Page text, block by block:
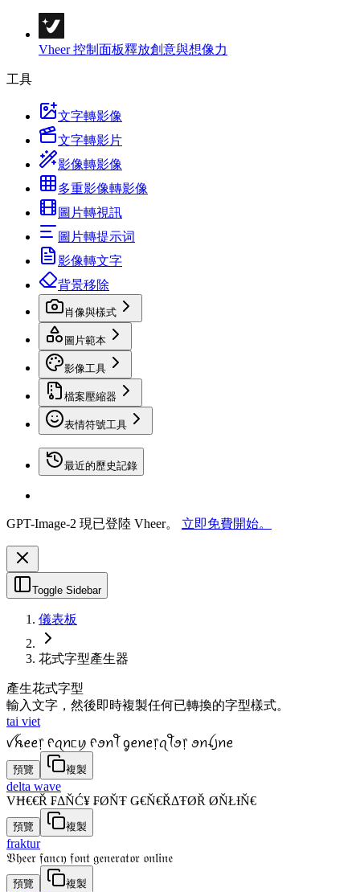
Vheer 控制面板釋放創意與想像力
工具
文字轉影像
文字轉影片
影像轉影像
多重影像轉影像
圖片轉視訊
圖片轉提示词
影像轉文字
背景移除
肖像與樣式
圖片範本
影像工具
檔案壓縮器
表情符號工具
最近的歷史記錄
GPT-Image-2 現已登陸 Vheer。 立即免費開始。
Toggle Sidebar
儀表板
花式字型產生器
產生花式字型
輸入文字，然後即時複製任何已轉換的字型樣式。
tai viet
ꪜꫝꫀꫀ᥅ ᠻꪖꪀᥴꪗ ᠻꪮꪀꪻ ᧁꫀꪀꫀ᥅ꪖꪻꪮ᥅ ꪮꪀꪶ꠸ꪀꫀ
預覽 複製
delta wave
VĦ€€Ř ₣ΔŇĆ¥ ₣ØŇŦ Ǥ€Ň€ŘΔŦØŘ ØŇŁƗŇ€
預覽 複製
fraktur
𝔙𝔥𝔢𝔢𝔯 𝔣𝔞𝔫𝔠𝔶 𝔣𝔬𝔫𝔱 𝔤𝔢𝔫𝔢𝔯𝔞𝔱𝔬𝔯 𝔬𝔫𝔩𝔦𝔫𝔢
預覽 複製